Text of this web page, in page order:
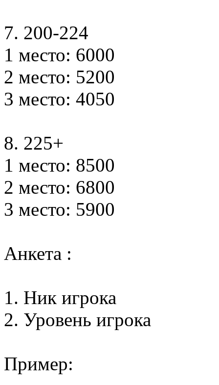
7. 200-224
1 место: 6000
2 место: 5200
3 место: 4050
8. 225+
1 место: 8500
2 место: 6800
3 место: 5900
Анкета :
1. Ник игрока
2. Уровень игрока
Пример: